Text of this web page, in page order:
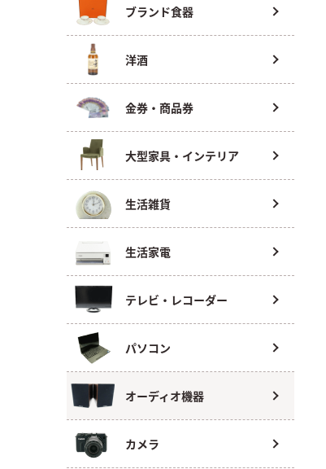
ブランド食器
洋酒
金券・商品券
大型家具・インテリア
生活雑貨
生活家電
テレビ・レコーダー
パソコン
オーディオ機器
カメラ